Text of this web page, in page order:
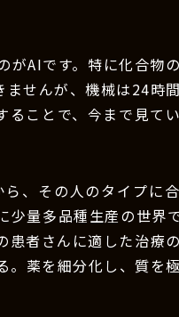
がAIです。特に化合物
せんが、機械は24時
ることで、今まで見て
、その人のタイプに
少量多品種生産の世界
者さんに適した治療
。薬を細分化し、質を